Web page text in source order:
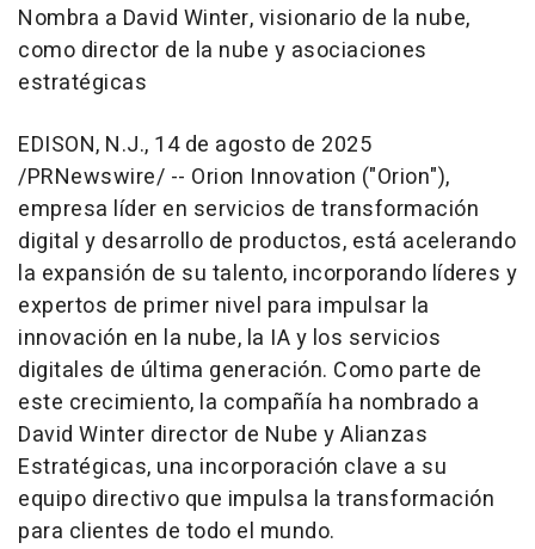
Nombra a David Winter, visionario de la nube,
como director de la nube y asociaciones
estratégicas
EDISON, N.J., 14 de agosto de 2025
/PRNewswire/ -- Orion Innovation ("Orion"),
empresa líder en servicios de transformación
digital y desarrollo de productos, está acelerando
la expansión de su talento, incorporando líderes y
expertos de primer nivel para impulsar la
innovación en la nube, la IA y los servicios
digitales de última generación. Como parte de
este crecimiento, la compañía ha nombrado a
David Winter director de Nube y Alianzas
Estratégicas, una incorporación clave a su
equipo directivo que impulsa la transformación
para clientes de todo el mundo.